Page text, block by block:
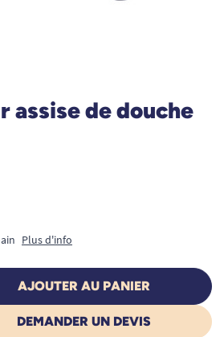
assise de douche
Plus d'info
AJOUTER AU PANIER
DEMANDER UN DEVIS